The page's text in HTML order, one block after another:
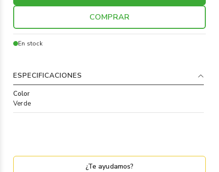
COMPRAR
En stock
ESPECIFICACIONES
Color
Verde
¿Te ayudamos?